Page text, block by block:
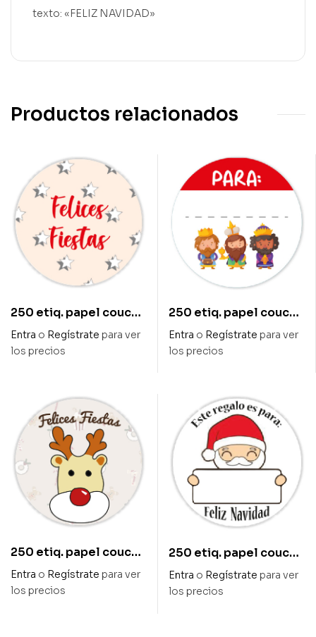
texto: «FELIZ NAVIDAD»
Productos relacionados
250 etiq. papel couche
circular diam – 40 mm
diseño «felices
Entra o Regístrate para ver
los precios
250 etiq. papel couche
circular 40 mm diseño
«para…»
Entra o Regístrate para ver
los precios
250 etiq. papel couche
circular diam – 40 mm
diseño «felices
Entra o Regístrate para ver
los precios
250 etiq. papel couche
circular diam – 40 mm
diseño «este regalo es
Entra o Regístrate para ver
los precios